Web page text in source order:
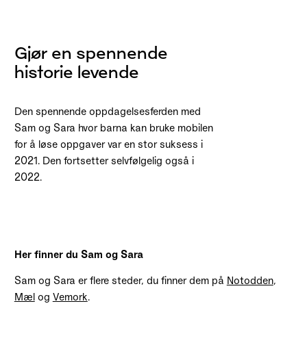
Gjør en spennende
historie levende
Den spennende oppdagelsesferden med
Sam og Sara hvor barna kan bruke mobilen
for å løse oppgaver var en stor suksess i
2021. Den fortsetter selvfølgelig også i
2022.
Her finner du Sam og Sara
Sam og Sara er flere steder, du finner dem på Notodden,
Mælog Vemork.